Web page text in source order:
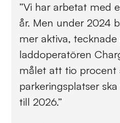
”Vi har arbetat med
år. Men under 2024
mer aktiva,
laddoperatören
målet att tio procent
parkeringsplatser
till 2026.”